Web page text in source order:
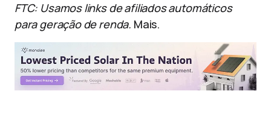
FTC: Usamos links de afiliados automáticos
para geração de renda. Mais.